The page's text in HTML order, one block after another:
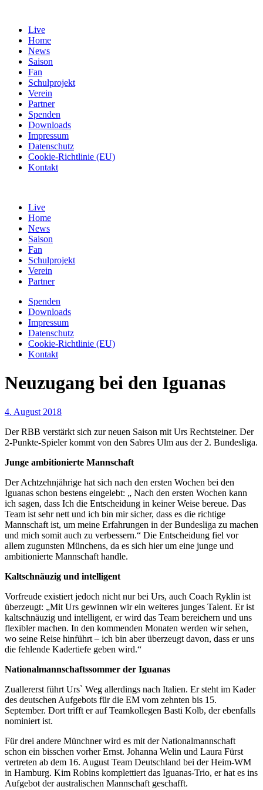
Live
Home
News
Saison
Fan
Schulprojekt
Verein
Partner
Spenden
Downloads
Impressum
Datenschutz
Cookie-Richtlinie (EU)
Kontakt
Live
Home
News
Saison
Fan
Schulprojekt
Verein
Partner
Spenden
Downloads
Impressum
Datenschutz
Cookie-Richtlinie (EU)
Kontakt
Neuzugang bei den Iguanas
4. August 2018
Der RBB verstärkt sich zur neuen Saison mit Urs Rechtsteiner. Der
2-Punkte-Spieler kommt von den Sabres Ulm aus der 2. Bundesliga.
Junge ambitionierte Mannschaft
Der Achtzehnjährige hat sich nach den ersten Wochen bei den
Iguanas schon bestens eingelebt: „ Nach den ersten Wochen kann
ich sagen, dass Ich die Entscheidung in keiner Weise bereue. Das
Team ist sehr nett und ich bin mir sicher, dass es die richtige
Mannschaft ist, um meine Erfahrungen in der Bundesliga zu machen
und mich somit auch zu verbessern.“ Die Entscheidung fiel vor
allem zugunsten Münchens, da es sich hier um eine junge und
ambitionierte Mannschaft handle.
Kaltschnäuzig und intelligent
Vorfreude existiert jedoch nicht nur bei Urs, auch Coach Ryklin ist
überzeugt: „Mit Urs gewinnen wir ein weiteres junges Talent. Er ist
kaltschnäuzig und intelligent, er wird das Team bereichern und uns
flexibler machen. In den kommenden Monaten werden wir sehen,
wo seine Reise hinführt – ich bin aber überzeugt davon, dass er uns
die fehlende Kadertiefe geben wird.“
Nationalmannschaftssommer der Iguanas
Zuallererst führt Urs` Weg allerdings nach Italien. Er steht im Kader
des deutschen Aufgebots für die EM vom zehnten bis 15.
September. Dort trifft er auf Teamkollegen Basti Kolb, der ebenfalls
nominiert ist.
Für drei andere Münchner wird es mit der Nationalmannschaft
schon ein bisschen vorher Ernst. Johanna Welin und Laura Fürst
vertreten ab dem 16. August Team Deutschland bei der Heim-WM
in Hamburg. Kim Robins komplettiert das Iguanas-Trio, er hat es ins
Aufgebot der australischen Mannschaft geschafft.